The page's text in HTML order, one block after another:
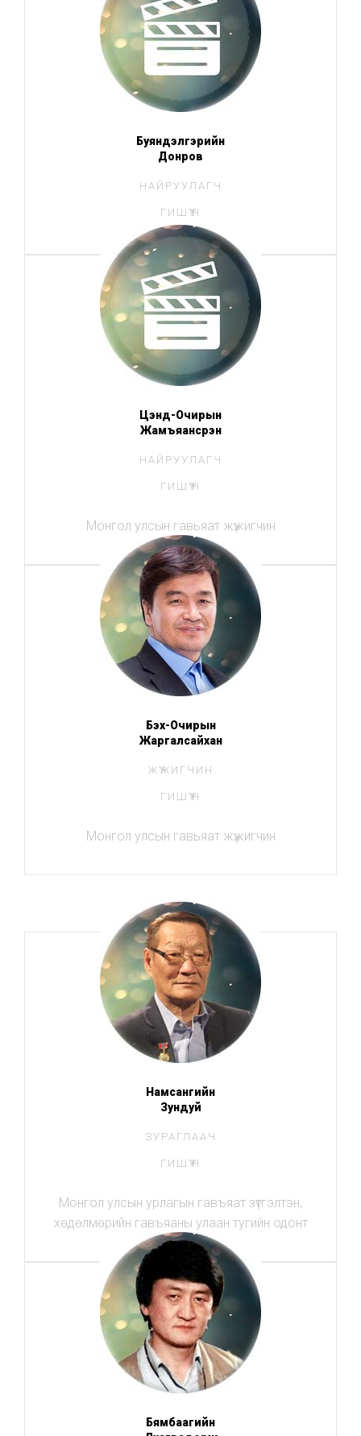
Буяндэлгэрийн
Донров
НАЙРУУЛАГЧ
ГИШҮҮН
Цэнд-Очирын
Жамъяансүрэн
НАЙРУУЛАГЧ
ГИШҮҮН
Монгол улсын гавьяат жүжигчин
Бэх-Очирын
Жаргалсайхан
ЖҮЖИГЧИН
ГИШҮҮН
Монгол улсын гавьяат жүжигчин
Намсангийн
Зундуй
ЗУРАГЛААЧ
ГИШҮҮН
Монгол улсын урлагын гавъяат зүтгэлтэн,
хөдөлмөрийн гавъяаны улаан тугийн одонт
Бямбаагийн